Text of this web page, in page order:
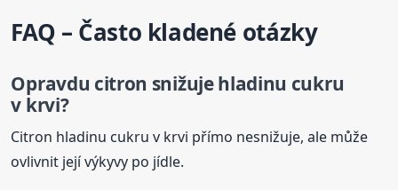
FAQ – Často kladené otázky
Opravdu citron snižuje hladinu cukru
v krvi?
Citron hladinu cukru v krvi přímo nesnižuje, ale může
ovlivnit její výkyvy po jídle.